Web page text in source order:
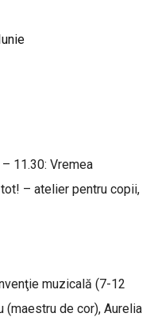
11.30: Vremea
– atelier pentru copii,
muzicală (7-12
(maestru de cor), Aurelia